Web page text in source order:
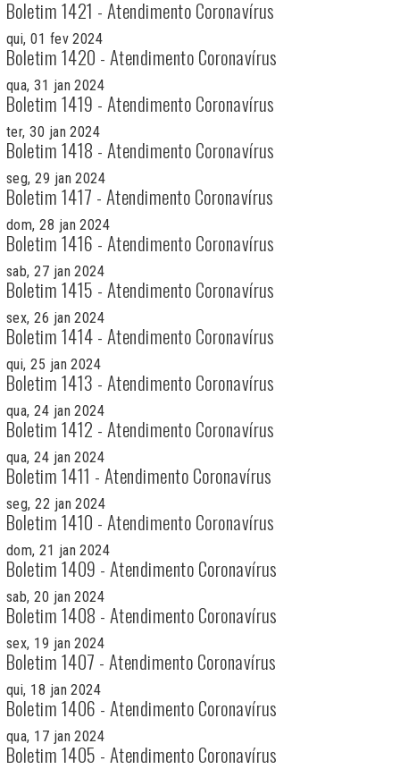
Boletim 1421 - Atendimento Coronavírus
qui, 01 fev 2024
Boletim 1420 - Atendimento Coronavírus
qua, 31 jan 2024
Boletim 1419 - Atendimento Coronavírus
ter, 30 jan 2024
Boletim 1418 - Atendimento Coronavírus
seg, 29 jan 2024
Boletim 1417 - Atendimento Coronavírus
dom, 28 jan 2024
Boletim 1416 - Atendimento Coronavírus
sab, 27 jan 2024
Boletim 1415 - Atendimento Coronavírus
sex, 26 jan 2024
Boletim 1414 - Atendimento Coronavírus
qui, 25 jan 2024
Boletim 1413 - Atendimento Coronavírus
qua, 24 jan 2024
Boletim 1412 - Atendimento Coronavírus
qua, 24 jan 2024
Boletim 1411 - Atendimento Coronavírus
seg, 22 jan 2024
Boletim 1410 - Atendimento Coronavírus
dom, 21 jan 2024
Boletim 1409 - Atendimento Coronavírus
sab, 20 jan 2024
Boletim 1408 - Atendimento Coronavírus
sex, 19 jan 2024
Boletim 1407 - Atendimento Coronavírus
qui, 18 jan 2024
Boletim 1406 - Atendimento Coronavírus
qua, 17 jan 2024
Boletim 1405 - Atendimento Coronavírus